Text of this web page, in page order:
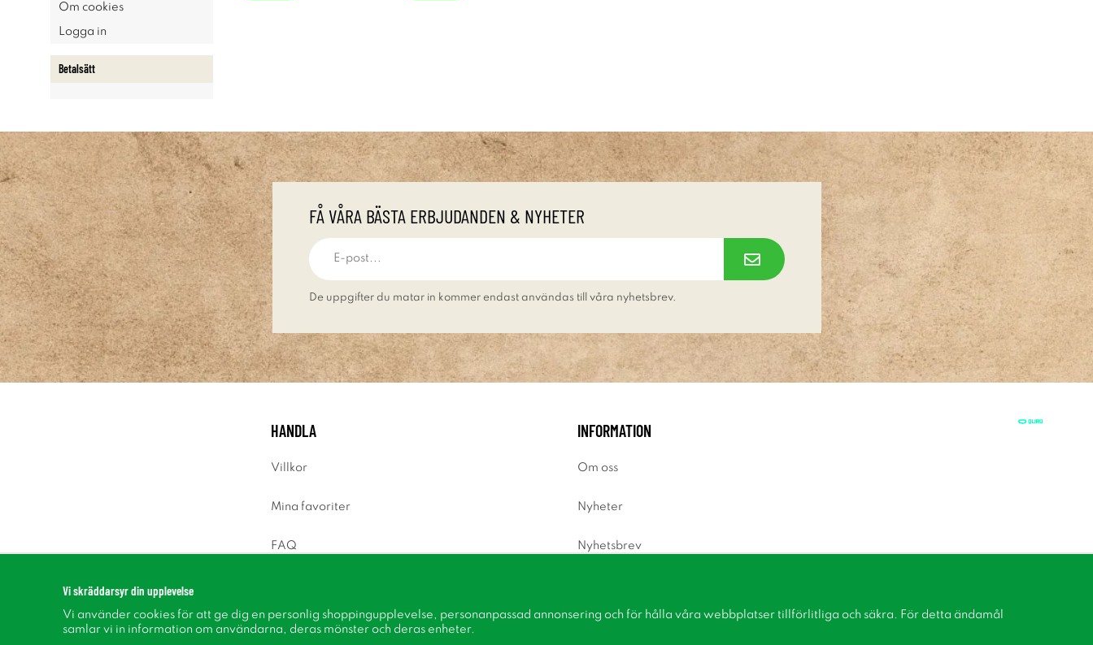
Om cookies
Logga in
Betalsätt
FÅ VÅRA BÄSTA ERBJUDANDEN & NYHETER
De uppgifter du matar in kommer endast användas till våra nyhetsbrev.
HANDLA
Villkor
Mina favoriter
FAQ
INFORMATION
Om oss
Nyheter
Nyhetsbrev
Inspiration
Vi skräddarsyr din upplevelse
Vi använder cookies för att ge dig en personlig shoppingupplevelse, personanpassad annonsering och för hålla våra webbplatser tillförlitliga och säkra. För detta ändamål
samlar vi in information om användarna, deras mönster och deras enheter.